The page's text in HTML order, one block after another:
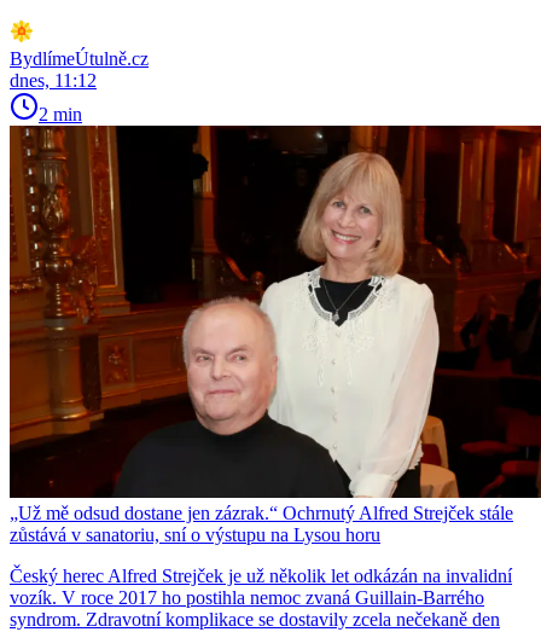
BydlímeÚtulně.cz
dnes, 11:12
2 min
„Už mě odsud dostane jen zázrak.“ Ochrnutý Alfred Strejček stále
zůstává v sanatoriu, sní o výstupu na Lysou horu
Český herec Alfred Strejček je už několik let odkázán na invalidní
vozík. V roce 2017 ho postihla nemoc zvaná Guillain-Barrého
syndrom. Zdravotní komplikace se dostavily zcela nečekaně den